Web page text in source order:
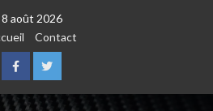
8 août 2026
Contact
FacebookTwitter